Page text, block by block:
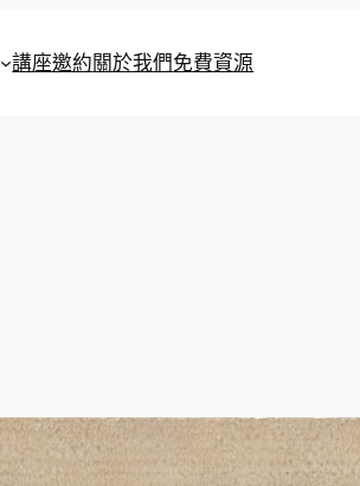
講座邀約關於我們免費資源